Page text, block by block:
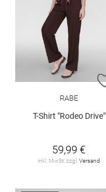
RABE
T-Shirt "Rodeo Drive"
59,99 €
inkl. MwSt. zzgl. Versand